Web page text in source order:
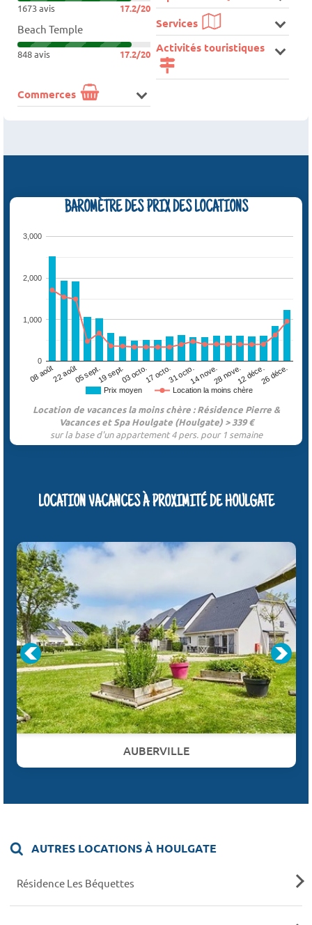
1673 avis 17.2/20
Beach Temple
848 avis 17.2/20
Services
Activités touristiques
Commerces
BAROMÈTRE DES PRIX DES LOCATIONS
Prix moyen Location la moins chère
08 août22 août05 sept.19 sept.03 octo.17 octo.31 octo.14 nove.28 nove.12 déce.26 déce.
0
1,000
2,000
3,000
Location de vacances la moins chère : Résidence Pierre &
Vacances et Spa Houlgate (Houlgate) > 339 €
sur la base d'un appartement 4 pers. pour 1 semaine
LOCATION VACANCES À PROXIMITÉ DE HOULGATE
AUBERVILLE
AUTRES LOCATIONS À HOULGATE
Résidence Les Béquettes